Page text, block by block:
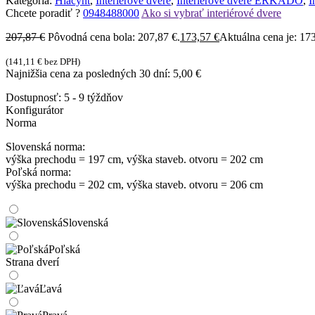
Chcete poradiť ? 0948488000 Ako si vybrať interiérové dvere
207,87€ Pôvodná cena bola: 207,87 €.173,57 €Aktuálna cena je:
(141,11 € bez DPH)
Najnižšia cena za posledných 30 dní: 5,00 €
Dostupnosť: 5 - 9 týždňov
Konfigurátor
Norma
Slovenská norma:
výška prechodu = 197 cm, výška staveb. otvoru = 202 cm
Poľská norma:
výška prechodu = 202 cm, výška staveb. otvoru = 206 cm
Slovenská
Poľská
Strana dverí
Ľavá